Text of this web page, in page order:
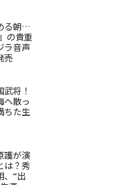
る朝…
の貴重
ラ音声
売
将！
へ散っ
ちた生
護が演
は？秀
、“出